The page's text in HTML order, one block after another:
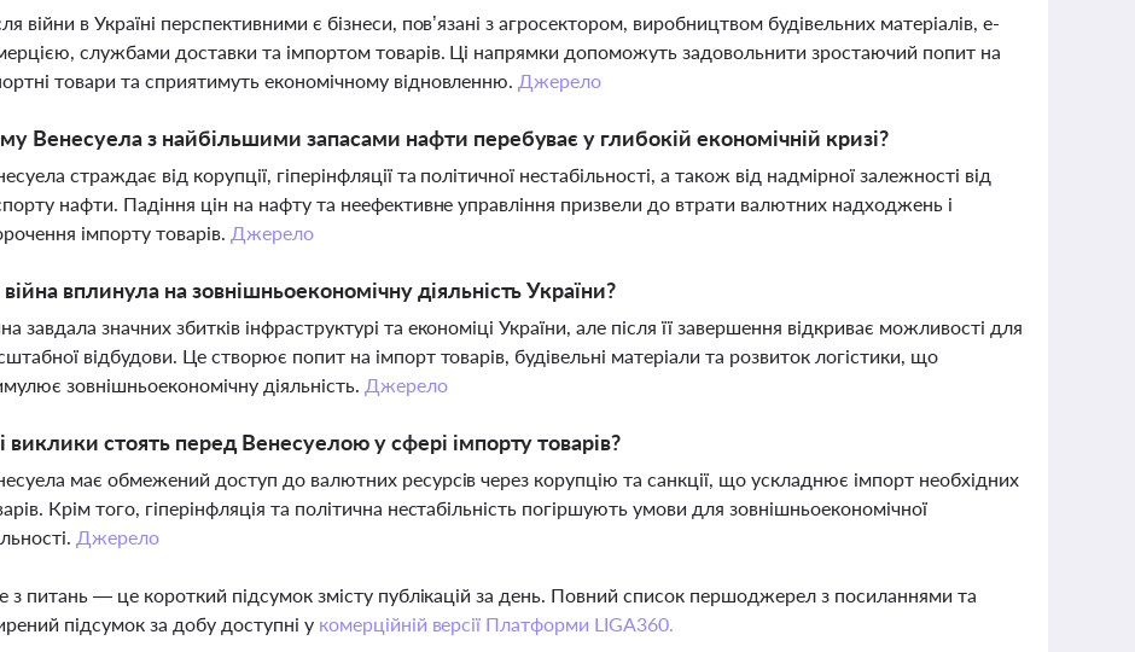
війни в Україні перспективними є бізнеси, пов’язані з агросектором, виробництвом будівельних матеріалів, е-
службами доставки та імпортом товарів. Ці напрямки допоможуть задовольнити зростаючий попит на
товари та сприятимуть економічному відновленню. Джерело
Венесуела з найбільшими запасами нафти перебуває у глибокій економічній кризі?
страждає від корупції, гіперінфляції та політичної нестабільності, а також від надмірної залежності від
нафти. Падіння цін на нафту та неефективне управління призвели до втрати валютних надходжень і
імпорту товарів. Джерело
вплинула на зовнішньоекономічну діяльність України?
завдала значних збитків інфраструктурі та економіці України, але після її завершення відкриває можливості для
відбудови. Це створює попит на імпорт товарів, будівельні матеріали та розвиток логістики, що
зовнішньоекономічну діяльність. Джерело
виклики стоять перед Венесуелою у сфері імпорту товарів?
має обмежений доступ до валютних ресурсів через корупцію та санкції, що ускладнює імпорт необхідних
Крім того, гіперінфляція та політична нестабільність погіршують умови для зовнішньоекономічної
Джерело
з питань — це короткий підсумок змісту публікацій за день. Повний список першоджерел з посиланнями та
підсумок за добу доступні у комерційній версії Платформи LIGA360.